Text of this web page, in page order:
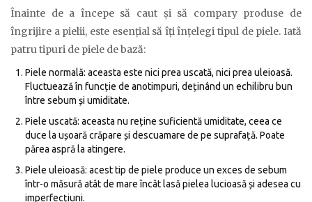
Înainte de a începe să caut și să compary produse de
îngrijire a pielii, este esențial să îți înțelegi tipul de piele. Iată
patru tipuri de piele de bază:
Piele normală: aceasta este nici prea uscată, nici prea uleioasă.
Fluctuează în funcție de anotimpuri, deținând un echilibru bun
între sebum și umiditate.
Piele uscată: aceasta nu reține suficientă umiditate, ceea ce
duce la ușoară crăpare și descuamare de pe suprafață. Poate
părea aspră la atingere.
Piele uleioasă: acest tip de piele produce un exces de sebum
într-o măsură atât de mare încât lasă pielea lucioasă și adesea cu
imperfecțiuni.